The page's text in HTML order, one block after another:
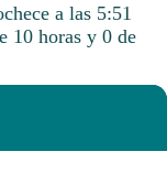
a las 5:51
10 horas y 0 de